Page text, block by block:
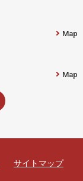
Map
Map
サイトマップ